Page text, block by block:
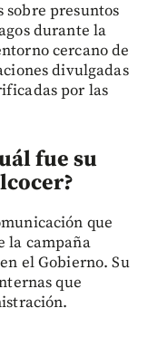
sobre presuntos
durante la
cercano de
divulgadas
por las
fue su
que
la campaña
el Gobierno. Su
que